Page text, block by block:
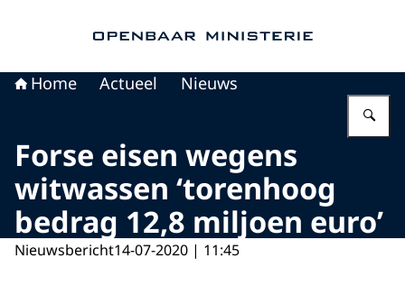
Home Actueel Nieuws
Forse eisen wegens
witwassen ‘torenhoog
bedrag 12,8 miljoen euro’
Nieuwsbericht14-07-2020 | 11:45